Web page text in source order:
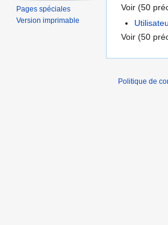
Voir (50
Voir (50
Pages spéciales
Version imprimable
Politique de